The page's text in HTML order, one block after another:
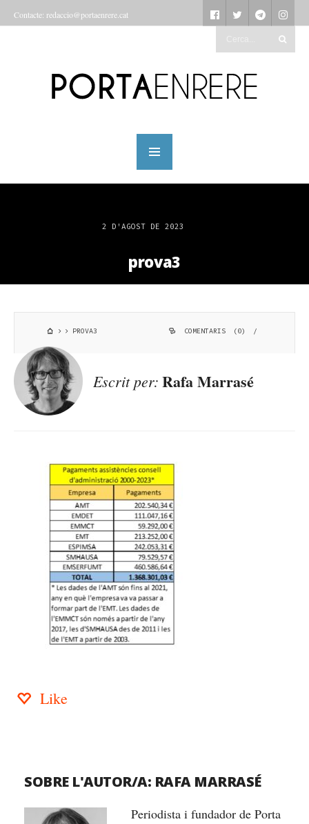
Contacte: redaccio@portaenrere.cat
2 D'AGOST DE 2023
prova3
PROVA3 COMENTARIS (0) /
Escrit per: Rafa Marrasé
Like
SOBRE L'AUTOR/A: RAFA MARRASÉ
Periodista i fundador de Porta